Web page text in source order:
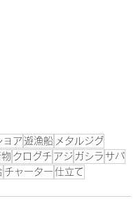
ョア 遊漁船 メタルジグ
クログチ アジ ガシラ サバ
チャーター 仕立て